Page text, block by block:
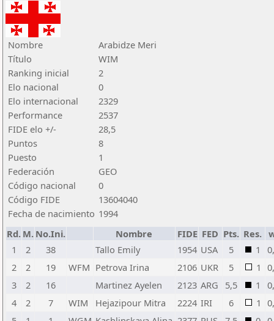
Nombre
Arabidze Meri
Título
WIM
Ranking inicial
2
Elo nacional
0
Elo internacional
2329
Performance
2537
FIDE elo +/-
28,5
Puntos
8
Puesto
1
Federación
GEO
Código nacional
0
Código FIDE
13604040
Fecha de nacimiento 1994
Rd. M. No.Ini. Nombre FIDE FED Pts. Res.
1
2 38 Tallo Emily 1954 USA 5 1
2
2 19 WFM Petrova Irina 2106 UKR 5 1
3
2 16 Martinez Ayelen 2123 ARG 5,5 1
4
2 7 WIM Hejazipour Mitra 2224 IRI 6 1